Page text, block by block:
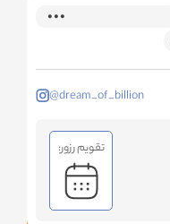
@dream_of_billion
تقویم رزور: